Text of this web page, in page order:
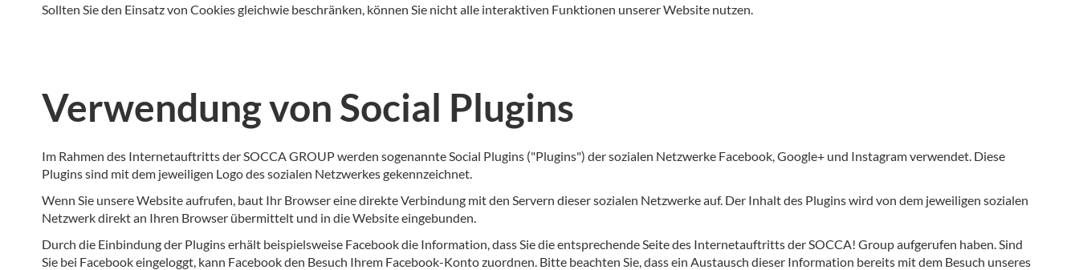
Sollten Sie den Einsatz von Cookies gleichwie beschränken, können Sie nicht alle interaktiven Funktionen unserer Website nutzen.
Verwendung von Social Plugins
Im Rahmen des Internetauftritts der SOCCA GROUP werden sogenannte Social Plugins ("Plugins") der sozialen Netzwerke Facebook, Google+ und Instagram verwendet. Diese
Plugins sind mit dem jeweiligen Logo des sozialen Netzwerkes gekennzeichnet.
Wenn Sie unsere Website aufrufen, baut Ihr Browser eine direkte Verbindung mit den Servern dieser sozialen Netzwerke auf. Der Inhalt des Plugins wird von dem jeweiligen sozialen
Netzwerk direkt an Ihren Browser übermittelt und in die Website eingebunden.
Durch die Einbindung der Plugins erhält beispielsweise Facebook die Information, dass Sie die entsprechende Seite des Internetauftritts der SOCCA! Group aufgerufen haben. Sind
Sie bei Facebook eingeloggt, kann Facebook den Besuch Ihrem Facebook-Konto zuordnen. Bitte beachten Sie, dass ein Austausch dieser Information bereits mit dem Besuch unseres